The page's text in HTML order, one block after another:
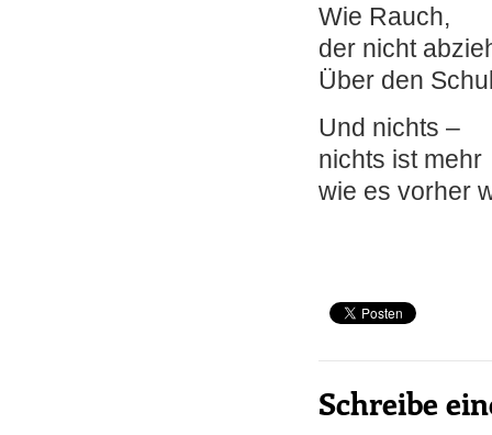
Wie Rauch,
der nicht
Über den
Und nichts –
nichts ist mehr
wie es vorher
Schreibe